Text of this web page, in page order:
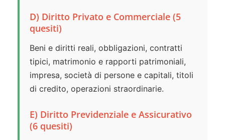
D) Diritto Privato e Commerciale (5
quesiti)
Beni e diritti reali, obbligazioni, contratti
tipici, matrimonio e rapporti patrimoniali,
impresa, società di persone e capitali, titoli
di credito, operazioni straordinarie.
E) Diritto Previdenziale e Assicurativo
(6 quesiti)